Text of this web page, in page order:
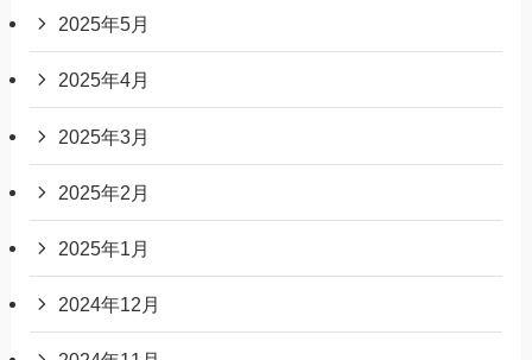
2025年5月
2025年4月
2025年3月
2025年2月
2025年1月
2024年12月